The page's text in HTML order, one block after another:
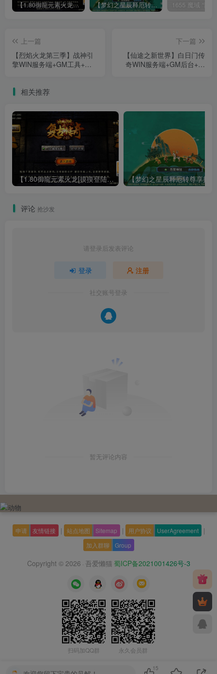
【1.80御龍元素火龙[摸摸登陆器]】战神引擎WIN服务端+GM工具+充值后台+双端+架设教程 【梦幻之星辰释厄转尊享挂机版】MT3换皮梦幻西游Linux服务端+GM后台+双端+源码+架设教程
上一篇
【烈焰火龙第三季】战神引
擎WIN服务端+GM工具+双
下一篇
【仙途之新世界】白日门传
奇WIN服务端+GM后台+双
相关推荐
【1.80御龍元素火龙[摸摸登陆器]】战神引擎WIN服务端+GM工具+充值后台+双端+架设教程
评论 抢沙发
请登录后发表评论
登录 注册
社交账号登录
暂无评论内容
申请 友情链接 | 站点地图 Sitemap | 用户协议 UserAgreement |
加入群聊 Group
Copyright © 2026 · 吾爱懒猫 蜀ICP备2021001426号-3
扫码加QQ群 永久会员群
15